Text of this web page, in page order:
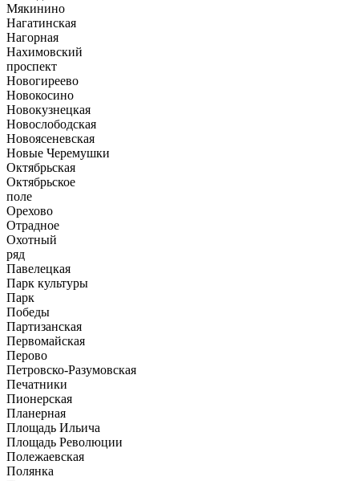
Мякинино
Нагатинская
Нагорная
Нахимовский
проспект
Новогиреево
Новокосино
Новокузнецкая
Новослободская
Новоясеневская
Новые Черемушки
Октябрьская
Октябрьское
поле
Орехово
Отрадное
Охотный
ряд
Павелецкая
Парк культуры
Парк
Победы
Партизанская
Первомайская
Перово
Петровско-Разумовская
Печатники
Пионерская
Планерная
Площадь Ильича
Площадь Революции
Полежаевская
Полянка